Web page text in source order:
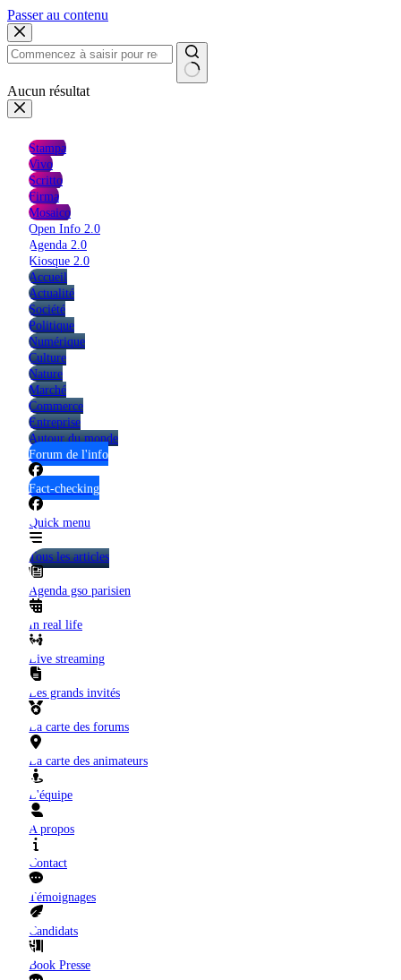
Passer au contenu
Aucun résultat
Stampa
Vivo
Scritto
Firma
Mosaico
Open Info 2.0
Agenda 2.0
Kiosque 2.0
Accueil
Actualité
Société
Politique
Numérique
Culture
Nature
Marché
Commerce
Entreprise
Autour du monde
Forum de l'info
Fact-checking
Quick menu
Tous les articles
Agenda gso parisien
In real life
Live streaming
Les grands invités
La carte des forums
La carte des animateurs
L'équipe
A propos
Contact
Témoignages
Candidats
Book Presse